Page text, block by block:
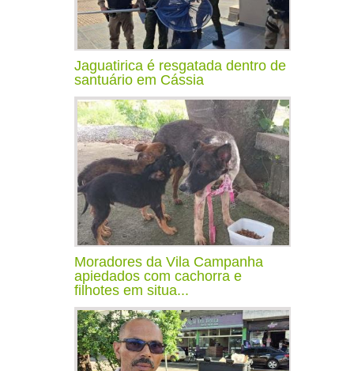
Jaguatirica é resgatada dentro de
santuário em Cássia
Moradores da Vila Campanha
apiedados com cachorra e
filhotes em situa...